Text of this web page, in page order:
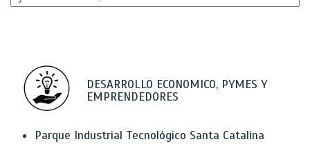
DESARROLLO ECONOMICO, PYMES Y
EMPRENDEDORES
Parque Industrial Tecnológico Santa Catalina